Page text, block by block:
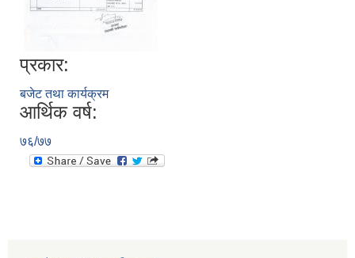
प्रकार:
बजेट तथा कार्यक्रम
आर्थिक वर्ष:
७६/७७